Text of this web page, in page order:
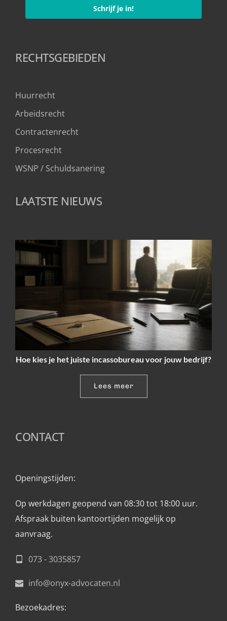
Schrijf je in!
RECHTSGEBIEDEN
Huurrecht
Arbeidsrecht
Contractenrecht
Procesrecht
WSNP / Schuldsanering
LAATSTE NIEUWS
Hoe kies je het juiste incassobureau voor jouw bedrijf?
Lees meer
CONTACT
Openingstijden:
Op werkdagen geopend van 08:30 tot 18:00 uur.
Afspraak buiten kantoortijden mogelijk op
aanvraag.
073 - 3035857
info@onyx-advocaten.nl
Bezoekadres: